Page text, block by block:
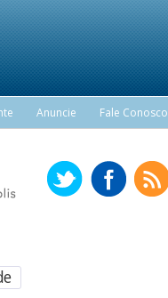
Anuncie Fale Conosco